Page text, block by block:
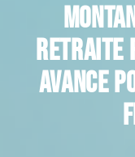
retraite
avance